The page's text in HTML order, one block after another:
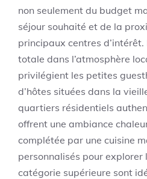
non seulement du budget
séjour souhaité et de la
principaux centres
totale dans l’atmosphère
privilégient les petites
d’hôtes situées dans la
quartiers résidentiels
offrent une ambiance
complétée par une cuisine
personnalisés pour explorer
catégorie supérieure sont